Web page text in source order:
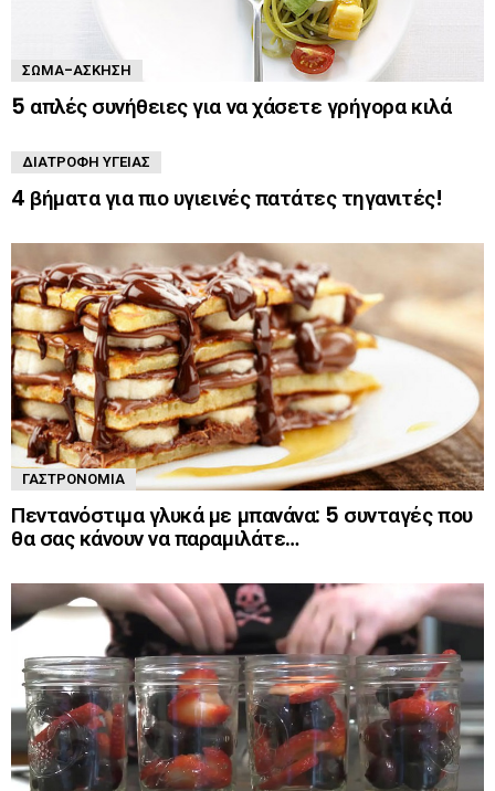
ΣΏΜΑ-ΆΣΚΗΣΗ
5 απλές συνήθειες για να χάσετε γρήγορα κιλά
ΔΙΑΤΡΟΦΉ ΥΓΕΊΑΣ
4 βήματα για πιο υγιεινές πατάτες τηγανιτές!
ΓΑΣΤΡΟΝΟΜΊΑ
Πεντανόστιμα γλυκά με μπανάνα: 5 συνταγές που
θα σας κάνουν να παραμιλάτε…